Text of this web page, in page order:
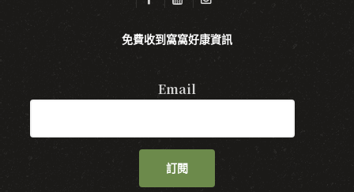
免費收到窩窩好康資訊
Email
訂閱